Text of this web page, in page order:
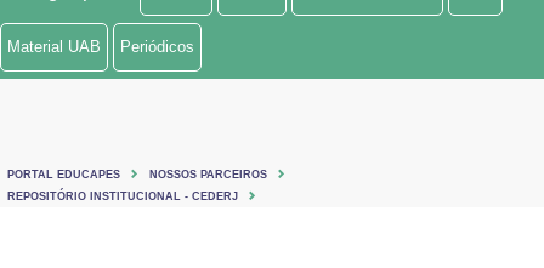
Ministério de Minas e Energia
Ministério do Turismo
Material UAB Periódicos
PORTAL EDUCAPES
NOSSOS PARCEIROS
REPOSITÓRIO INSTITUCIONAL - CEDERJ